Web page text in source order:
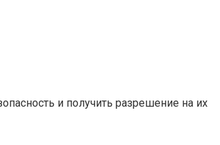
и получить разрешение на их